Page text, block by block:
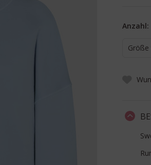
Anzahl:
Größe